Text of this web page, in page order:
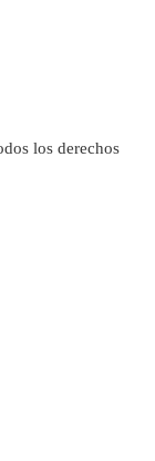
los derechos